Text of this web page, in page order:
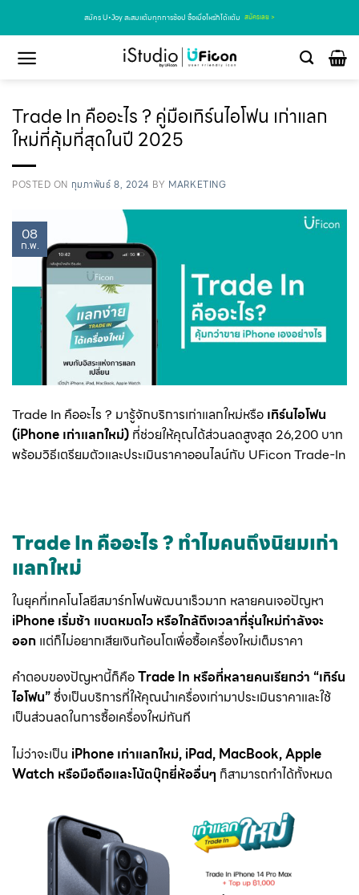
สมัคร U•Joy สะสมแต้มทุกการช้อป ซื้อเมื่อไหร่ก็ได้แต้ม สมัครเลย >
Trade In คืออะไร ? คู่มือเทิร์นไอโฟน เก่าแลก
ใหม่ที่คุ้มที่สุดในปี 2025
POSTED ON กุมภาพันธ์ 8, 2024 BY MARKETING
08
ก.พ.
Trade In คืออะไร ? มารู้จักบริการเก่าแลกใหม่หรือ เทิร์นไอโฟน
(iPhone เก่าแลกใหม่) ที่ช่วยให้คุณได้ส่วนลดสูงสุด 26,200 บาท
พร้อมวิธีเตรียมตัวและประเมินราคาออนไลน์กับ UFicon Trade-In
Trade In คืออะไร ? ทำไมคนถึงนิยมเก่า
แลกใหม่
ในยุคที่เทคโนโลยีสมาร์ทโฟนพัฒนาเร็วมาก หลายคนเจอปัญหา
iPhone เริ่มช้า แบตหมดไว หรือใกล้ถึงเวลาที่รุ่นใหม่กำลังจะ
ออก แต่ก็ไม่อยากเสียเงินก้อนโตเพื่อซื้อเครื่องใหม่เต็มราคา
คำตอบของปัญหานี้ก็คือTrade In หรือที่หลายคนเรียกว่า “เทิร์น
ไอโฟน”ซึ่งเป็นบริการที่ให้คุณนำเครื่องเก่ามาประเมินราคาและใช้
เป็นส่วนลดในการซื้อเครื่องใหม่ทันที
ไม่ว่าจะเป็น iPhone เก่าแลกใหม่, iPad, MacBook, Apple
Watch หรือมือถือและโน้ตบุ๊กยี่ห้ออื่นๆ ก็สามารถทำได้ทั้งหมด